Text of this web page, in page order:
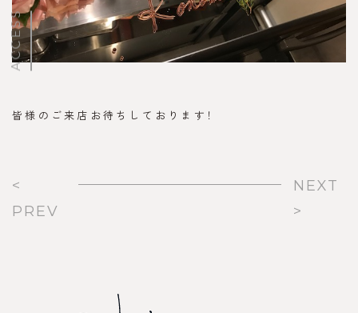
ACCESS
皆様のご来店お待ちしております！
<
PREV
NEXT
>